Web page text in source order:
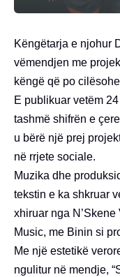
Këngëtarja e njohur
vëmendjen me
këngë që po
E publikuar vetëm
tashmë shifrën e
u bërë një prej
në rrjete sociale.
Muzika dhe
tekstin e ka shkruar
xhiruar nga
Music, me Binin si
Me një estetikë
ngulitur në mendje,